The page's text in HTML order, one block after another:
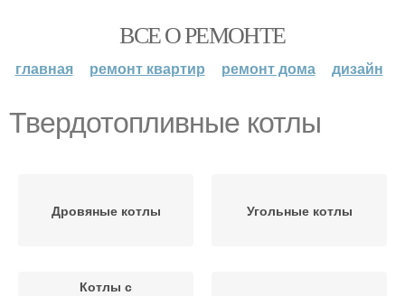
ВСЕ О РЕМОНТЕ
главная ремонт квартир ремонт дома дизайн
Твердотопливные котлы
Дровяные котлы Угольные котлы
Котлы с